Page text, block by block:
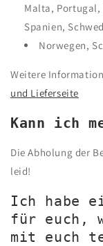
Malta, Portugal,
Spanien,
Norwegen,
Weitere
und Lieferseite
Kann ich
Die Abholung der
leid!
Ich habe
für euch,
mit euch